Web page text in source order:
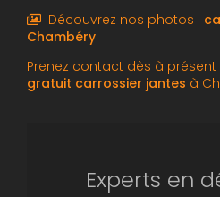
Découvrez nos photos :
Chambéry.
Prenez contact dès à présent
gratuit carrossier jantes à
Experts en